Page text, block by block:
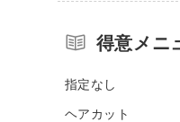
得意メニ
指定なし
ヘアカット